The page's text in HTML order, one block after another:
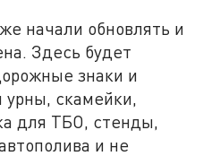
начали обновлять и
Здесь будет
знаки и
урны, скамейки,
для ТБО, стенды,
и не